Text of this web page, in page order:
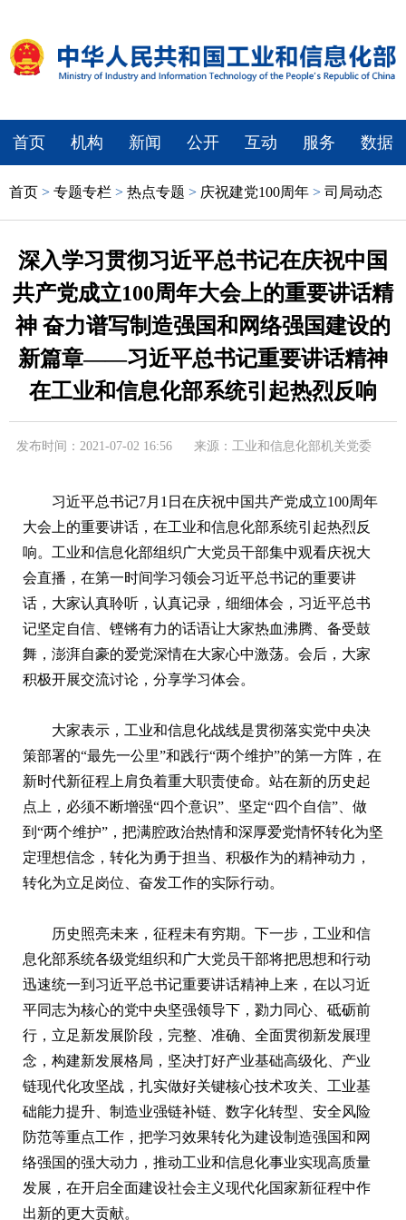
首页 机构 新闻 公开 互动 服务 数据
首页 > 专题专栏 > 热点专题 > 庆祝建党100周年 > 司局动态
深入学习贯彻习近平总书记在庆祝中国
共产党成立100周年大会上的重要讲话精
神 奋力谱写制造强国和网络强国建设的
新篇章——习近平总书记重要讲话精神
在工业和信息化部系统引起热烈反响
发布时间：2021-07-02 16:56 来源：工业和信息化部机关党委
习近平总书记7月1日在庆祝中国共产党成立100周年
大会上的重要讲话，在工业和信息化部系统引起热烈反
响。工业和信息化部组织广大党员干部集中观看庆祝大
会直播，在第一时间学习领会习近平总书记的重要讲
话，大家认真聆听，认真记录，细细体会，习近平总书
记坚定自信、铿锵有力的话语让大家热血沸腾、备受鼓
舞，澎湃自豪的爱党深情在大家心中激荡。会后，大家
积极开展交流讨论，分享学习体会。
大家表示，工业和信息化战线是贯彻落实党中央决
策部署的“最先一公里”和践行“两个维护”的第一方阵，在
新时代新征程上肩负着重大职责使命。站在新的历史起
点上，必须不断增强“四个意识”、坚定“四个自信”、做
到“两个维护”，把满腔政治热情和深厚爱党情怀转化为坚
定理想信念，转化为勇于担当、积极作为的精神动力，
转化为立足岗位、奋发工作的实际行动。
历史照亮未来，征程未有穷期。下一步，工业和信
息化部系统各级党组织和广大党员干部将把思想和行动
迅速统一到习近平总书记重要讲话精神上来，在以习近
平同志为核心的党中央坚强领导下，勠力同心、砥砺前
行，立足新发展阶段，完整、准确、全面贯彻新发展理
念，构建新发展格局，坚决打好产业基础高级化、产业
链现代化攻坚战，扎实做好关键核心技术攻关、工业基
础能力提升、制造业强链补链、数字化转型、安全风险
防范等重点工作，把学习效果转化为建设制造强国和网
络强国的强大动力，推动工业和信息化事业实现高质量
发展，在开启全面建设社会主义现代化国家新征程中作
出新的更大贡献。